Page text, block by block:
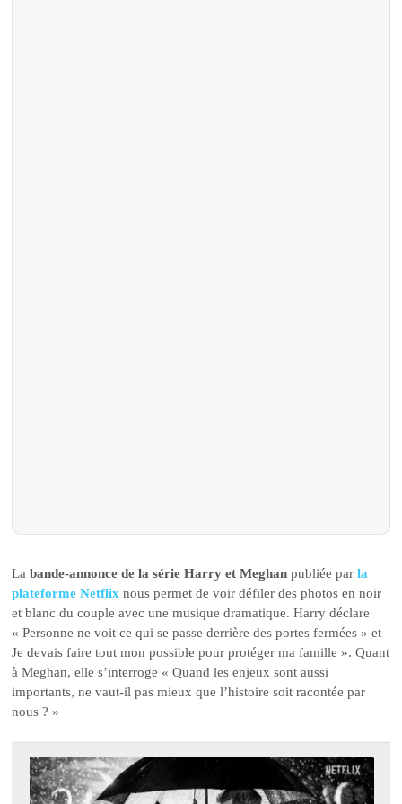
Labande-annonce de la série Harry et Meghan publiée parla
plateforme Netflix nous permet de voir défiler des photos en noir
et blanc du couple avec une musique dramatique. Harry déclare
« Personne ne voit ce qui se passe derrière des portes fermées » et
Je devais faire tout mon possible pour protéger ma famille ». Quant
à Meghan, elle s’interroge « Quand les enjeux sont aussi
importants, ne vaut-il pas mieux que l’histoire soit racontée par
nous ? »